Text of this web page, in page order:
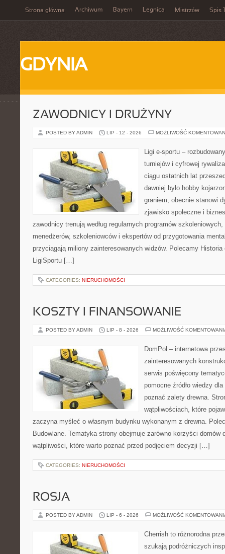
Strona główna Archiwum Bayern Legnica Mistrzów Spis
GDYNIA
ZAWODNICY I DRUŻYNY
POSTED BY ADMIN LIP - 12 - 2026 MOŻLIWOŚĆ
Ligi e-sportu –
turniejów i cyfrowej
ciągu ostatnich lat
dawniej było hobby
graniem, obecnie stanowi
zjawisko społeczne i
zawodnicy trenują według regularnych programów
menedżerów, szkoleniowców i ekspertów od przygotowania
przyciągają miliony zainteresowanych widzów. Polecamy
LigiSportu […]
CATEGORIES: NIERUCHOMOŚCI
KOSZTY I FINANSOWANIE
POSTED BY ADMIN LIP - 8 - 2026 MOŻLIWOŚĆ
DomPol – internetowa
zainteresowanych
serwis poświęcony
pomocne źródło wiedzy
poznać zalety drewna.
wątpliwościach, które
zaczyna myśleć o własnym budynku wykonanym z drewna.
Budowlane. Tematyka strony obejmuje zarówno korzyści domów
wątpliwości, które warto poznać przed podjęciem decyzji […]
CATEGORIES: NIERUCHOMOŚCI
ROSJA
POSTED BY ADMIN LIP - 6 - 2026 MOŻLIWOŚĆ
Cherrish to różnorodna
szukają podróżniczych